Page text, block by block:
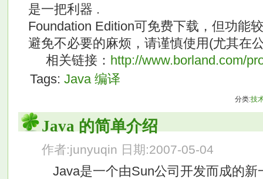
是一把利器 .
Foundation Edition可免费下载，但功能
避免不必要的麻烦，请谨慎使用(尤其在
相关链接： http://www.borland.com/
Tags: Java 编译
分类:技
Java 的简单介绍
作者:junyuqin 日期:2007-05-04
Java是一个由Sun公司开发而成的新